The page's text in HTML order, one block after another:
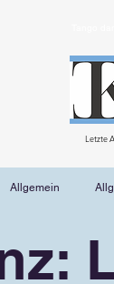
Letzte
Allgemein